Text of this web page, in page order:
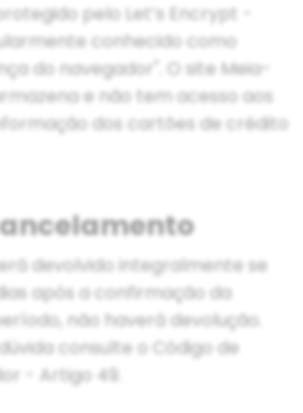
pelo Let’s Encrypt -
conhecido como
do navegador". O site Meia-
e não tem acesso aos
dos cartões de crédito
devolvido integralmente se
após a confirmação da
não haverá devolução.
consulte o Código de
- Artigo 49.